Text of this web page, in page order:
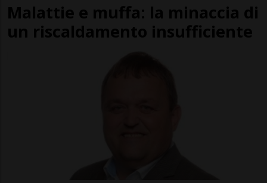
Malattie e muffa: la minaccia di
un riscaldamento insufficiente